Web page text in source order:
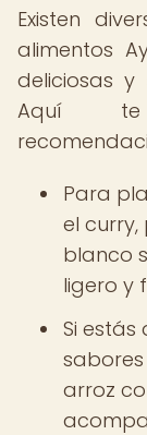
Existen
alimentos
deliciosas
Aquí te
Para
el
blanco
ligero y
Si
arroz